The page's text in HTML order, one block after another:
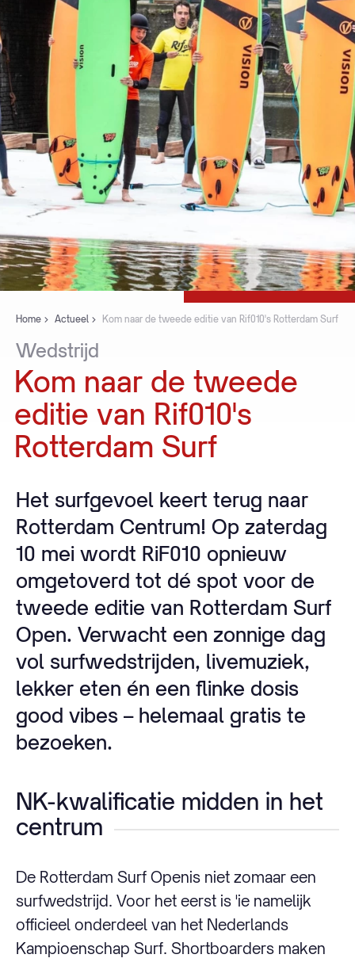
Home Actueel Kom naar de tweede editie van Rif010's Rotterdam Surf
Wedstrijd
Kom naar de tweede
editie van Rif010's
Rotterdam Surf
Het surfgevoel keert terug naar
Rotterdam Centrum! Op zaterdag
10 mei wordt RiF010 opnieuw
omgetoverd tot dé spot voor de
tweede editie van Rotterdam Surf
Open. Verwacht een zonnige dag
vol surfwedstrijden, livemuziek,
lekker eten én een flinke dosis
good vibes – helemaal gratis te
bezoeken.
NK-kwalificatie midden in het
centrum
De Rotterdam Surf Openis niet zomaar een
surfwedstrijd. Voor het eerst is 'ie namelijk
officieel onderdeel van het Nederlands
Kampioenschap Surf. Shortboarders maken